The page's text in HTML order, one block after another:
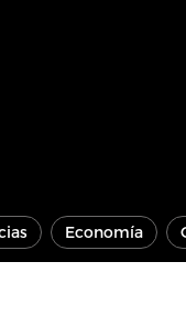
Economía